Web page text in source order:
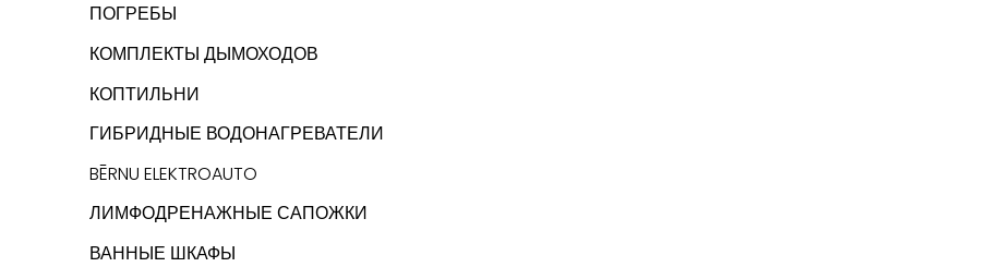
ПОГРЕБЫ
КОМПЛЕКТЫ ДЫМОХОДОВ
КОПТИЛЬНИ
ГИБРИДНЫЕ ВОДОНАГРЕВАТЕЛИ
BĒRNU ELEKTROAUTO
ЛИМФОДРЕНАЖНЫЕ САПОЖКИ
ВАННЫЕ ШКАФЫ